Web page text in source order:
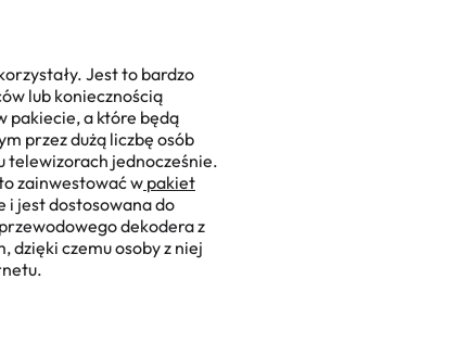
Jest to bardzo
lub koniecznością
pakiecie, a które będą
przez dużą liczbę osób
telewizorach jednocześnie.
zainwestować w pakiet
i jest dostosowana do
dekodera z
dzięki czemu osoby z niej